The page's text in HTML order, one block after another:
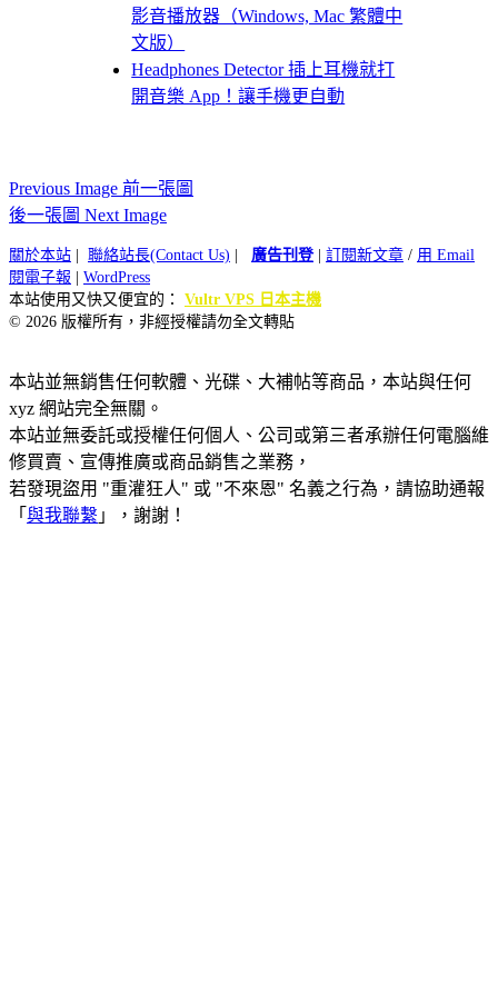
影音播放器（Windows, Mac 繁體中
文版）
Headphones Detector 插上耳機就打
開音樂 App！讓手機更自動
Previous Image 前一張圖
後一張圖 Next Image
關於本站 聯絡站長(Contact Us) 廣告刊登| 訂閱新文章 / 用 Email
閱電子報
WordPress
本站使用又快又便宜的： Vultr VPS 日本主機
© 2026 版權所有，非經授權請勿全文轉貼
本站並無銷售任何軟體、光碟、大補帖等商品，本站與任何
xyz 網站完全無關。
本站並無委託或授權任何個人、公司或第三者承辦任何電腦維
修買賣、宣傳推廣或商品銷售之業務，
若發現盜用 "重灌狂人" 或 "不來恩" 名義之行為，請協助通報
「 與我聯繫 」，謝謝！